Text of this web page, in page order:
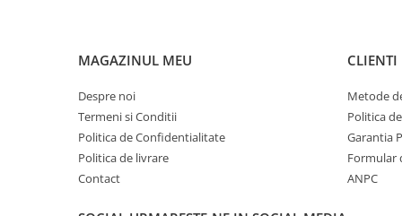
MAGAZINUL MEU
Despre noi
Termeni si Conditii
Politica de Confidentialitate
Politica de livrare
Contact
CLIENTI
Metode
Politica
Garantia
Formular
ANPC